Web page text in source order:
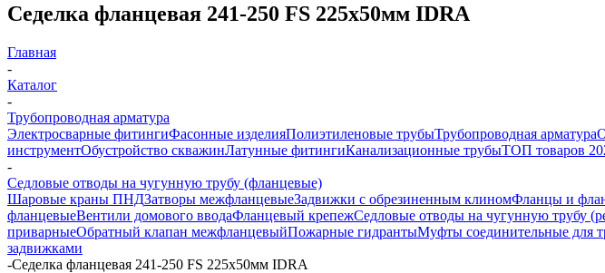
Седелка фланцевая 241-250 FS 225х50мм IDRA
Главная
-
Каталог
-
Трубопроводная арматура
Электросварные фитингиФасонные изделияПолиэтиленовые трубыТрубопроводная арматура
инструментОбустройство скважинЛатунные фитингиКанализационные трубыТОП товаров
-
Седловые отводы на чугунную трубу (фланцевые)
Шаровые краны ПНДЗатворы межфланцевыеЗадвижки с обрезиненным клиномФланцы и
фланцевыеВентили домового вводаФланцевый крепежСедловые отводы на чугунную трубу
приварныеОбратный клапан межфланцевыйПожарные гидрантыМуфты соединительные для
задвижками
-Седелка фланцевая 241-250 FS 225х50мм IDRA